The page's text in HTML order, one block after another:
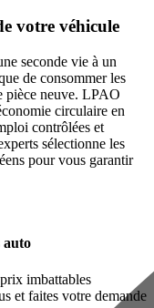
votre véhicule
seconde vie à un
de consommer les
pièce neuve. LPAO
circulaire en
contrôlées et
sélectionne les
pour vous garantir
auto
imbattables
et faites votre demande